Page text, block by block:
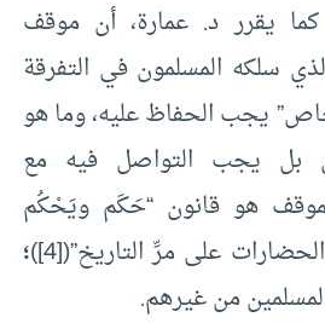
كما يقرر د. عمارة، أن موقف
سلكه المسلمون في التفرقة
يجب الحفاظ عليه، وما هو
بل يجب التواصل فيه مع
هو قانون “حَكَم ويَحْكُم
على مرِّ التاريخ”([4]
)؛
من غيرهم.